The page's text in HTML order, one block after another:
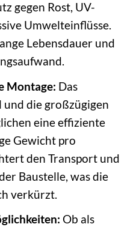
gegen Rost, UV-
Umwelteinflüsse.
Lebensdauer und
Montage: Das
die großzügigen
eine effiziente
Gewicht pro
den Transport und
Baustelle, was die
verkürzt.
Ob als